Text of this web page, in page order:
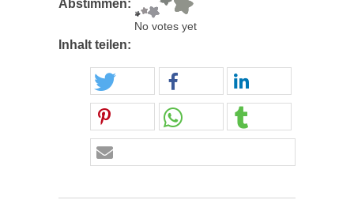
Abstimmen:
No votes yet
Inhalt teilen: